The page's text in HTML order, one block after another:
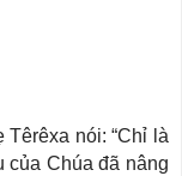
nói: “Chỉ là
Chúa đã nâng